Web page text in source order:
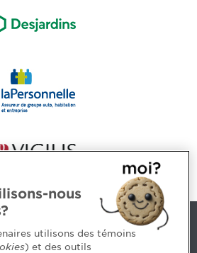
nous
utilisons des témoins
) et des outils